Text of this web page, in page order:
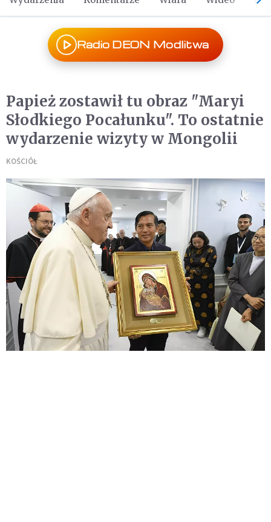
Radio DEON Modlitwa
Papież zostawił tu obraz "Maryi
Słodkiego Pocałunku". To ostatnie
wydarzenie wizyty w Mongolii
KOŚCIÓŁ